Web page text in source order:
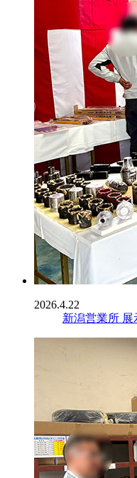
2026.4.22
新潟営業所